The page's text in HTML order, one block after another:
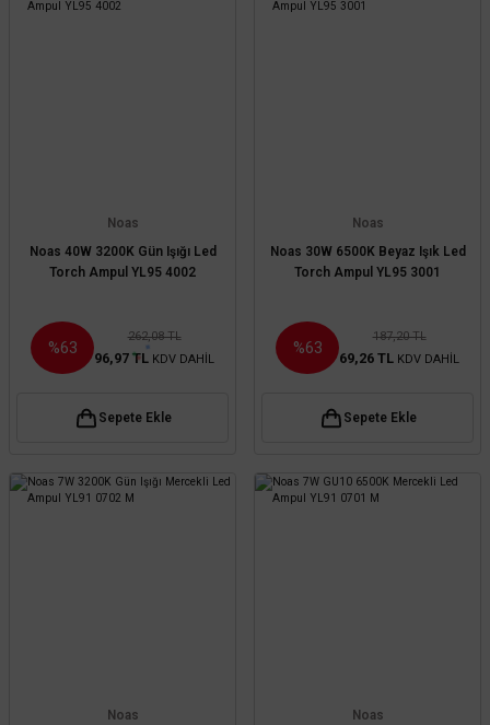
Noas
Noas 40W 3200K Gün Işığı Led
Torch Ampul YL95 4002
%63
262,08 TL
96,97 TL KDV DAHİL
Sepete Ekle
Noas
Noas 30W 6500K Beyaz Işık Led
Torch Ampul YL95 3001
%63
187,20 TL
69,26 TL KDV DAHİL
Sepete Ekle
Noas
Noas